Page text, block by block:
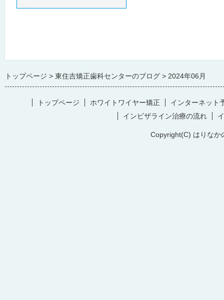
トップページ 東住吉矯正歯科センターのブログ 2024年06月
トップページ ホワイトワイヤー矯正
インターネット
インビザライン治療の流れ
Copyright(C) はりなか